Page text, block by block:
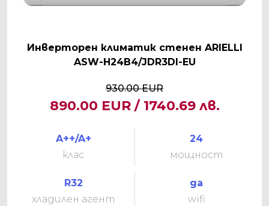
Инверторен климатик стенен ARIELLI
ASW-H24B4/JDR3DI-EU
930.00 EUR
890.00 EUR / 1740.69 лв.
A++/A+
клас
24
мощност
R32
хладилен агент
да
wifi